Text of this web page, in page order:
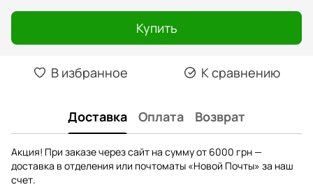
Купить
В избранное К сравнению
Доставка Оплата Возврат
Акция! При заказе через сайт на сумму от 6000 грн —
доставка в отделения или почтоматы «Новой Почты» за наш
счет.